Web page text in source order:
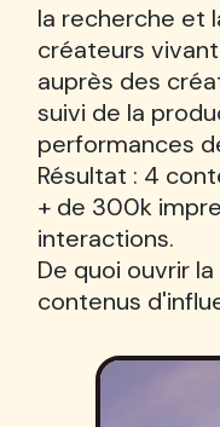
la recherche et
créateurs
auprès des
suivi de la
performances
Résultat : 4
+ de 300k
interactions.
De quoi ouvrir
contenus